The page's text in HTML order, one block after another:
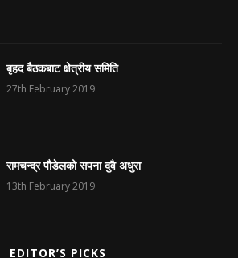
बृहद बैठकबाट क्षेत्रीय समिति
27th February 2019
रामचन्द्र पौडेलको सपना दुवै अधुरा
13th February 2019
EDITOR’S PICKS